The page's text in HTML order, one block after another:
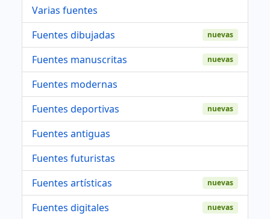
Varias fuentes
Fuentes dibujadas
nuevas
Fuentes manuscritas nuevas
Fuentes modernas
Fuentes deportivas
nuevas
Fuentes antiguas
Fuentes futuristas
Fuentes artísticas
nuevas
Fuentes digitales nuevas